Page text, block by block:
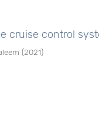
cruise control
(2021)